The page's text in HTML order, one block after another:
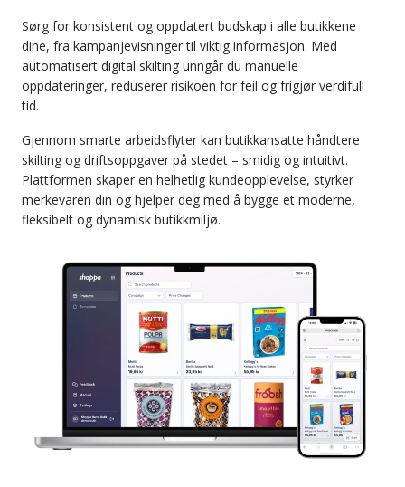
Sørg for konsistent og oppdatert budskap i alle butikkene
dine, fra kampanjevisninger til viktig informasjon. Med
automatisert digital skilting unngår du manuelle
oppdateringer, reduserer risikoen for feil og frigjør verdifull
tid.
Gjennom smarte arbeidsflyter kan butikkansatte håndtere
skilting og driftsoppgaver på stedet – smidig og intuitivt.
Plattformen skaper en helhetlig kundeopplevelse, styrker
merkevaren din og hjelper deg med å bygge et moderne,
fleksibelt og dynamisk butikkmiljø.